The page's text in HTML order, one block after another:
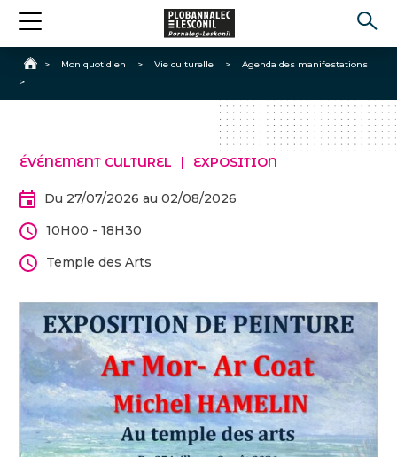
Accueil
> Mon quotidien > Vie culturelle >
Agenda des manifestations
>
ÉVÉNEMENT CULTUREL EXPOSITION
Du 27/07/2026 au 02/08/2026
10H00 - 18H30
Temple des Arts